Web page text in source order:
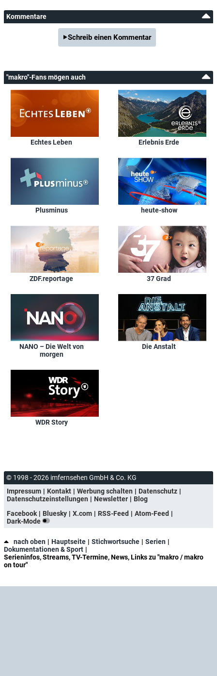
Kommentare
Schreib einen Kommentar
"makro"-Fans mögen auch
Echtes Leben Erlebnis Erde
Plusminus heute-show
ZDF.reportage 37 Grad
NANO – Die Welt von
morgen
Die Anstalt
WDR Story
© 1998 - 2026 imfernsehen GmbH & Co. KG
Impressum
Kontakt Werbung schalten
Datenschutz
Datenschutzeinstellungen
Newsletter
Blog
Facebook
Bluesky X.com RSS-Feed
Atom-Feed
Dark-Mode
nach oben Hauptseite Stichwortsuche
Serien
Dokumentationen & Sport
Serieninfos, Streams, TV-Termine, News, Links zu "makro / makro
on tour"